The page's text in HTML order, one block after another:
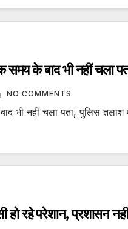
के बाद भी नहीं चला
NO COMMENTS
भी नहीं चला पता, पुलिस तलाश
रहे परेशान, प्रशासन